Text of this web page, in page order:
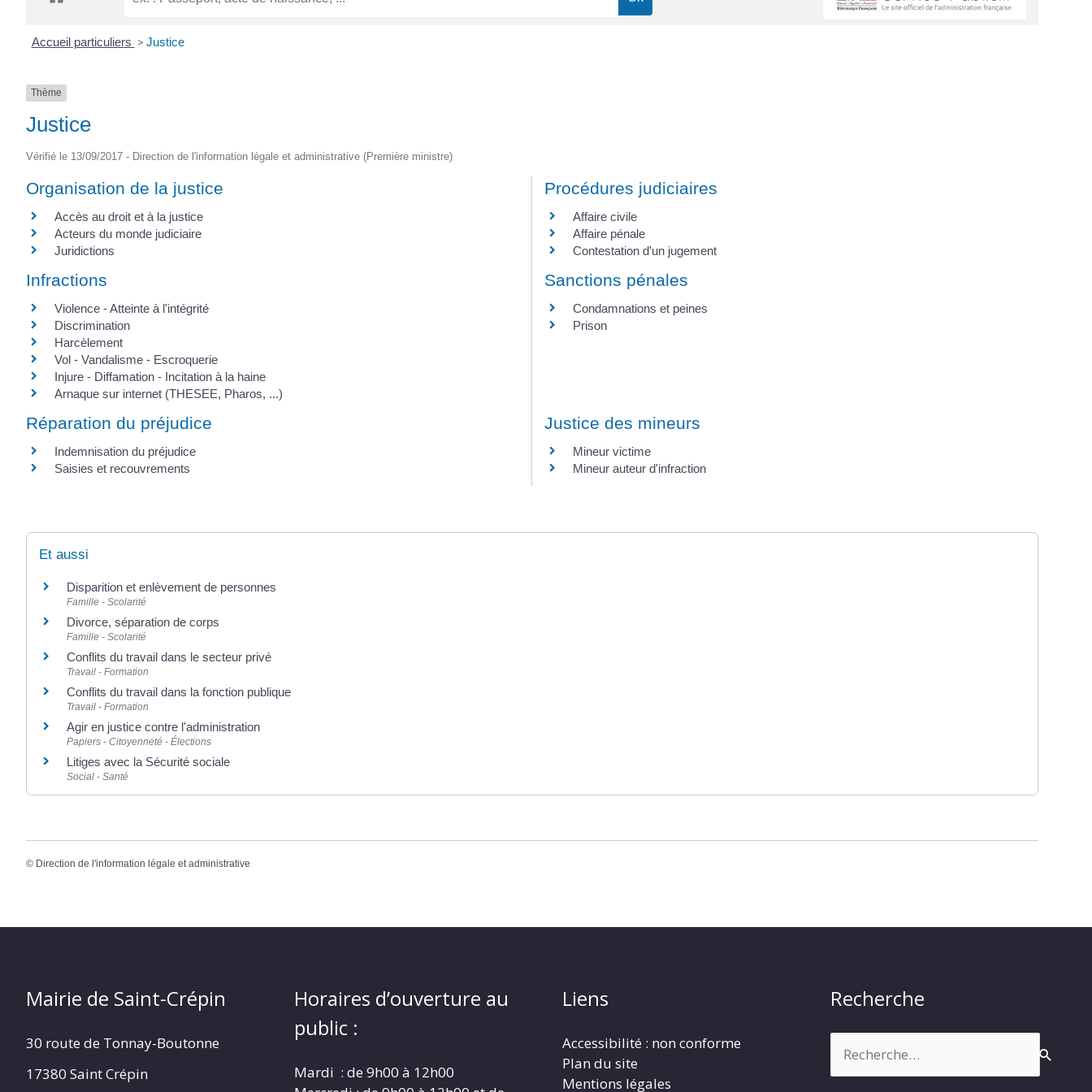
Accueil particuliers > Justice
Thème
Justice
Vérifié le 13/09/2017 - Direction de l'information légale et administrative (Première ministre)
Organisation de la justice
Accès au droit et à la justice
Acteurs du monde judiciaire
Juridictions
Procédures judiciaires
Affaire civile
Affaire pénale
Contestation d'un jugement
Infractions
Violence - Atteinte à l'intégrité
Discrimination
Harcèlement
Vol - Vandalisme - Escroquerie
Injure - Diffamation - Incitation à la haine
Arnaque sur internet (THESEE, Pharos, ...)
Sanctions pénales
Condamnations et peines
Prison
Réparation du préjudice
Indemnisation du préjudice
Saisies et recouvrements
Justice des mineurs
Mineur victime
Mineur auteur d'infraction
Et aussi
Disparition et enlèvement de personnes
Famille - Scolarité
Divorce, séparation de corps
Famille - Scolarité
Conflits du travail dans le secteur privé
Travail - Formation
Conflits du travail dans la fonction publique
Travail - Formation
Agir en justice contre l'administration
Papiers - Citoyenneté - Élections
Litiges avec la Sécurité sociale
Social - Santé
© Direction de l'information légale et administrative
Mairie de Saint-Crépin
30 route de Tonnay-Boutonne
17380 Saint Crépin
Horaires d’ouverture au
public :
Mardi : de 9h00 à 12h00
Liens
Accessibilité : non conforme
Plan du site
Mentions légales
Recherche